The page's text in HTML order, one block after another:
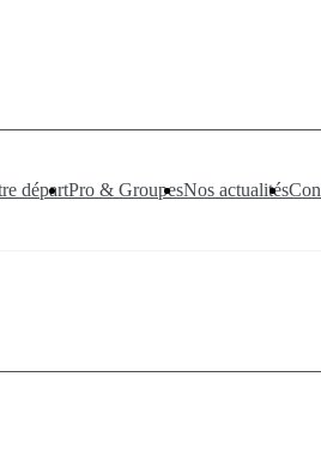
départPro & GroupesNos actualités